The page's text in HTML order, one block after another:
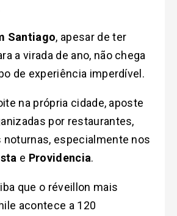
Santiago, apesar de ter
a virada de ano, não chega
de experiência imperdível.
na própria cidade, aposte
por restaurantes,
noturnas, especialmente nos
e Providencia.
que o réveillon mais
acontece a 120